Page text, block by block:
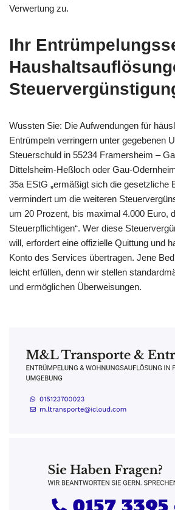
Verwertung zu.
Ihr
Wussten Sie: Die Aufwendungen für
Entrümpeln verringern unter gegebenen
Steuerschuld in 55234 Framersheim –
Dittelsheim-Heßloch oder Gau-
35a EStG „ermäßigt sich die gesetzliche
vermindert um die weiteren
um 20 Prozent, bis maximal 4.000 Euro,
Steuerpflichtigen“. Wer diese
will, erfordert eine offizielle Quittung und
Konto des Services übertragen. Jene
leicht erfüllen, denn wir stellen
und ermöglichen Überweisungen.